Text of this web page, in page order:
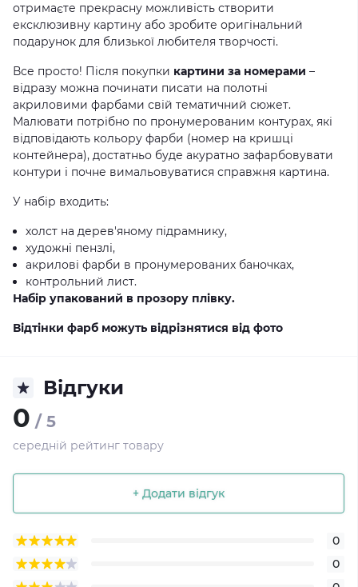
отримаєте прекрасну можливість створити
ексклюзивну картину або зробите оригінальний
подарунок для близької любителя творчості.
Все просто! Після покупки картини за номерами –
відразу можна починати писати на полотні
акриловими фарбами свій тематичний сюжет.
Малювати потрібно по пронумерованим контурах, які
відповідають кольору фарби (номер на кришці
контейнера), достатньо буде акуратно зафарбовувати
контури і почне вимальовуватися справжня картина.
У набір входить:
холст на дерев'яному підрамнику,
художні пензлі,
акрилові фарби в пронумерованих баночках,
контрольний лист.
Набір упакований в прозору плівку.
Відтінки фарб можуть відрізнятися від фото
Відгуки
0 / 5
середній рейтинг товару
+ Додати відгук
0
0